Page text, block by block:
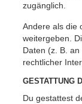
zugänglich.
Andere als die
weitergeben.
Daten (z. B.
rechtlicher
GESTATTUNG
Du gestattest